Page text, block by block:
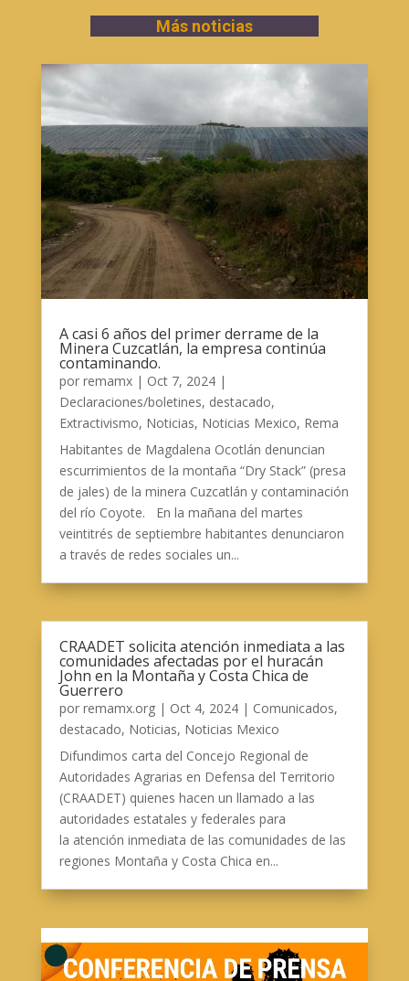
Más noticias
A casi 6 años del primer derrame de la
Minera Cuzcatlán, la empresa continúa
contaminando.
por remamx| Oct 7, 2024|
Declaraciones/boletines, destacado,
Extractivismo, Noticias, Noticias Mexico, Rema
Habitantes de Magdalena Ocotlán denuncian
escurrimientos de la montaña “Dry Stack” (presa
de jales) de la minera Cuzcatlán y contaminación
del río Coyote. En la mañana del martes
veintitrés de septiembre habitantes denunciaron
a través de redes sociales un...
CRAADET solicita atención inmediata a las
comunidades afectadas por el huracán
John en la Montaña y Costa Chica de
Guerrero
por remamx.org| Oct 4, 2024| Comunicados,
destacado, Noticias, Noticias Mexico
Difundimos carta del Concejo Regional de
Autoridades Agrarias en Defensa del Territorio
(CRAADET) quienes hacen un llamado a las
autoridades estatales y federales para
la atención inmediata de las comunidades de las
regiones Montaña y Costa Chica en...